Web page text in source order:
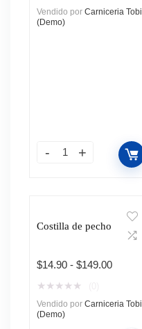
Vendido por Carniceria Tobi
(Demo)
Costilla de pecho
$14.90 - $149.00Rango
desde
★ ★ ★ ★ ★
Vendido por Carniceria Tobi
(Demo)